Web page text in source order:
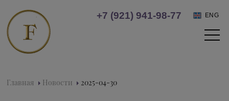
+7 (921) 941-98-77 ENG
Главная Новости 2025-04-30